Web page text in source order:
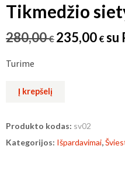
Tikmedžio
280,00€ Original
235,00 € su
Turime
produkto
sietynas
Į krepšelį
Produkto kodas: sv02
Kategorijos: Išpardavimai,